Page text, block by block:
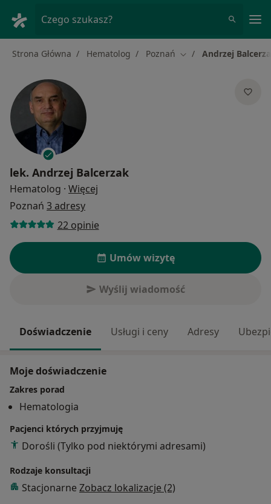
Czego szukasz?
Strona Główna Hematolog Poznań Zmień miasto
Andrzej
lek. Andrzej Balcerzak
Hematolog · Więcej
Poznań 3 adresy
22 opinie
Umów wizytę
Wyślij wiadomość
Doświadczenie Usługi i ceny Adresy
Moje doświadczenie
Zakres porad
Hematologia
Pacjenci których przyjmuję
Dorośli (Tylko pod niektórymi adresami)
Rodzaje konsultacji
Stacjonarne Zobacz lokalizacje (2)